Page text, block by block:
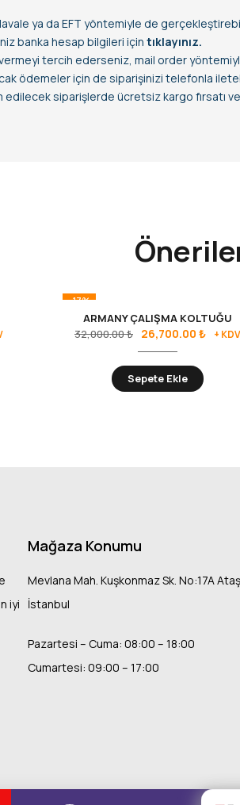
ya da EFT yöntemiyle de
banka hesap bilgileri için tıklayınız.
tercih ederseniz, mail order
ödemeler için de siparişinizi telefonla
siparişlerde ücretsiz kargo fırsatı
-17%
ARMANY ÇALIŞMA KOLTUĞU
32,000.00₺ 26,700.00 ₺ + KDV
Sepete Ekle
iyi
Mağaza Konumu
Mevlana Mah. Kuşkonmaz Sk. No:17A
İstanbul
Pazartesi – Cuma: 08:00 – 18:00
Cumartesi: 09:00 – 17:00